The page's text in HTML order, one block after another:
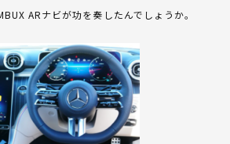
ARナビが功を奏したんでしょうか。